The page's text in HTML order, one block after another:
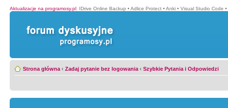
Aktualizacje na programosy.pl: IDrive Online Backup • Adlice Protect • Anki • Visual Studio Code •
Strona główna ‹ Zadaj pytanie bez logowania ‹ Szybkie Pytania i Odpowiedzi